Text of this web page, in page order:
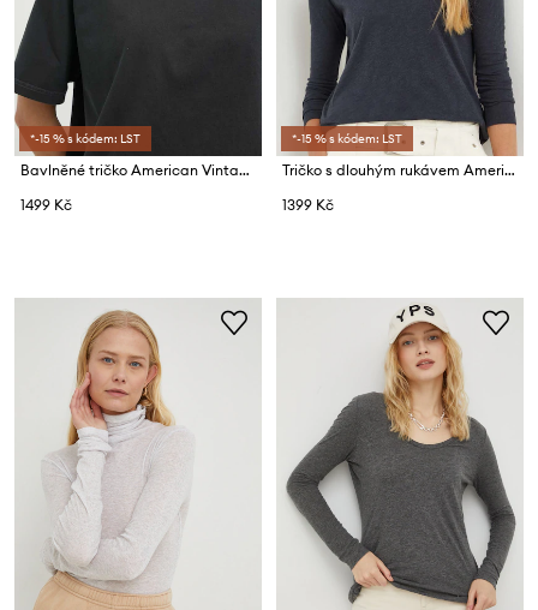
*-15 % s kódem: LST
Bavlněné tričko American Vintage T-SHIRT DROIT MC COL ROND
1499 Kč
*-15 % s kódem: LST
Tričko s dlouhým rukávem American Vintage
1399 Kč